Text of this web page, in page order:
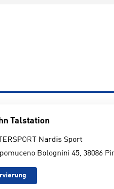
Talstation
Nardis Sport
Bolognini 45, 38086